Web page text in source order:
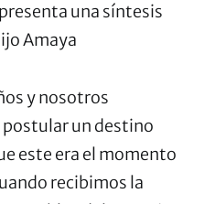
una síntesis
Amaya
y nosotros
postular un destino
este era el momento
recibimos la